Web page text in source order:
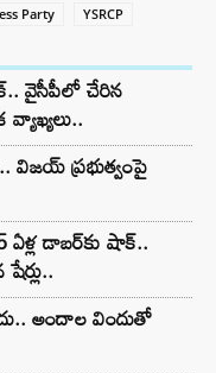
Party YSRCP
వైసీపీలో చేరిన
విజయ్ ప్రభుత్వంపై
ఏళ్ల డాబర్‌కు షాక్..
అందాల విందుతో